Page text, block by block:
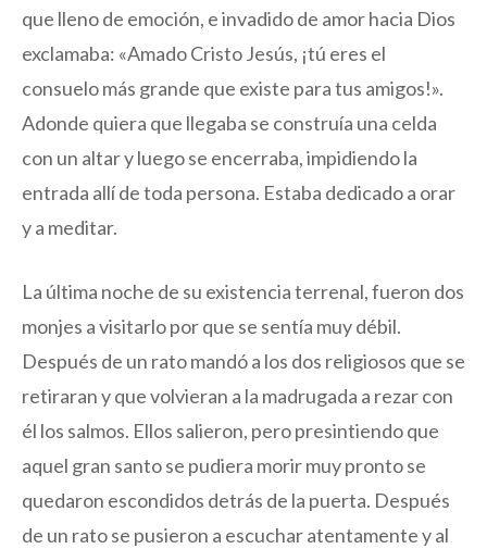
que lleno de emoción, e invadido de amor hacia Dios
exclamaba: «Amado Cristo Jesús, ¡tú eres el
consuelo más grande que existe para tus amigos!».
Adonde quiera que llegaba se construía una celda
con un altar y luego se encerraba, impidiendo la
entrada allí de toda persona. Estaba dedicado a orar
y a meditar.
La última noche de su existencia terrenal, fueron dos
monjes a visitarlo por que se sentía muy débil.
Después de un rato mandó a los dos religiosos que se
retiraran y que volvieran a la madrugada a rezar con
él los salmos. Ellos salieron, pero presintiendo que
aquel gran santo se pudiera morir muy pronto se
quedaron escondidos detrás de la puerta. Después
de un rato se pusieron a escuchar atentamente y al